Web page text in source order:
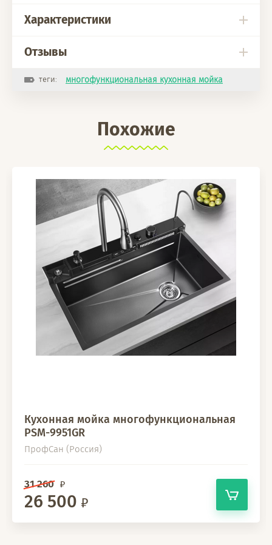
Характеристики
Отзывы
теги: многофункциональная кухонная мойка
Похожие
Кухонная мойка многофункциональная
PSM-9951GR
ПрофСан (Россия)
31 260
26 500